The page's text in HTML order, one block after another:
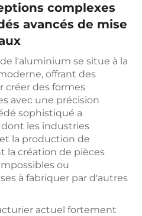
complexes
avancés de mise
l'aluminium se situe à la
offrant des
créer des formes
avec une précision
sophistiqué a
les industries
la production de
la création de pièces
ou
à fabriquer par d'autres
actuel fortement